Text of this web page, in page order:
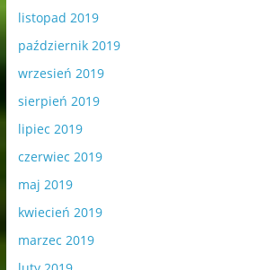
listopad 2019
październik 2019
wrzesień 2019
sierpień 2019
lipiec 2019
czerwiec 2019
maj 2019
kwiecień 2019
marzec 2019